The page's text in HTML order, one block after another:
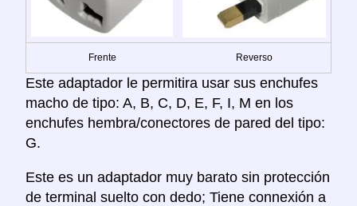
Frente Reverso
Este adaptador le permitira usar sus enchufes
macho de tipo: A, B, C, D, E, F, I, M en los
enchufes hembra/conectores de pared del tipo:
G.
Este es un adaptador muy barato sin protección
de terminal suelto con dedo; Tiene connexión a